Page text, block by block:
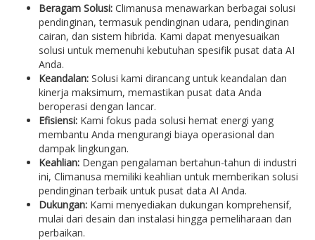
Beragam Solusi: Climanusa menawarkan berbagai solusi
pendinginan, termasuk pendinginan udara, pendinginan
cairan, dan sistem hibrida. Kami dapat menyesuaikan
solusi untuk memenuhi kebutuhan spesifik pusat data AI
Anda.
Keandalan: Solusi kami dirancang untuk keandalan dan
kinerja maksimum, memastikan pusat data Anda
beroperasi dengan lancar.
Efisiensi: Kami fokus pada solusi hemat energi yang
membantu Anda mengurangi biaya operasional dan
dampak lingkungan.
Keahlian: Dengan pengalaman bertahun-tahun di industri
ini, Climanusa memiliki keahlian untuk memberikan solusi
pendinginan terbaik untuk pusat data AI Anda.
Dukungan: Kami menyediakan dukungan komprehensif,
mulai dari desain dan instalasi hingga pemeliharaan dan
perbaikan.